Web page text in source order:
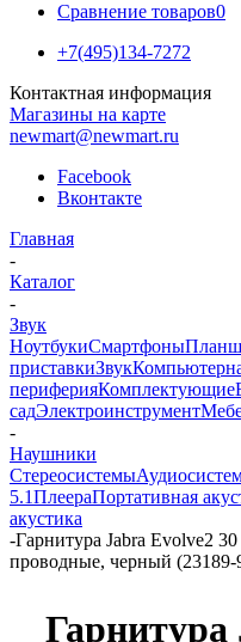
Сравнение товаров0
+7(495)134-7272
Контактная информация
Магазины на карте
newmart@newmart.ru
Facebook
Вконтакте
Главная
-
Каталог
-
Звук
НоутбукиСмартфоны
приставкиЗвук
периферияКомплектующие
садЭлектроинструмент
-
Наушники
Стереосистемы
5.1ПлеераПортативная
акустика
-Гарнитура Jabra Evolve2
проводные, черный (23189-
Гарнитура